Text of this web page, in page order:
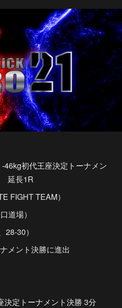
初代王座決定トーナメン
延長1R
FIGHT TEAM）
道場）
30）
メント決勝に進出
定トーナメント決勝 3分